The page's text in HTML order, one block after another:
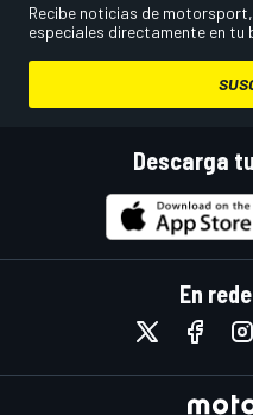
Recibe noticias de
especiales directamente en tu
Descarga
En